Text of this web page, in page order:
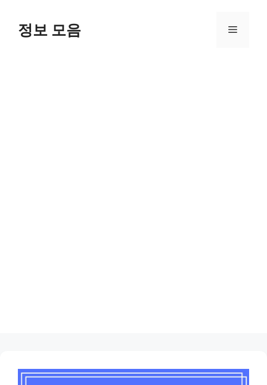
content정보 모음 Menu